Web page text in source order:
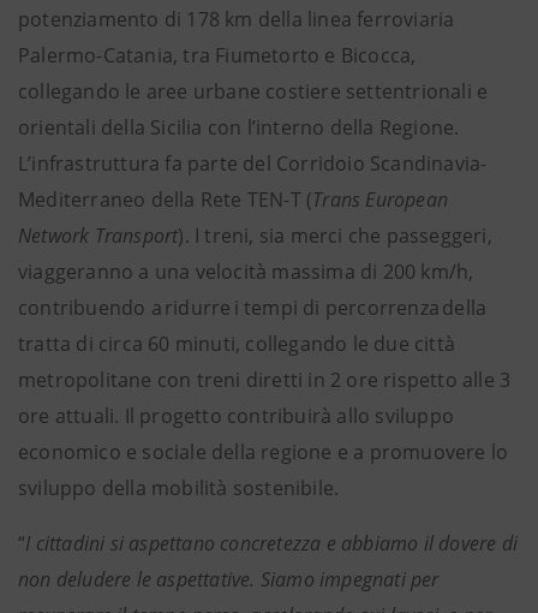
potenziamento di 178 km della linea ferroviaria
Palermo-Catania, tra Fiumetorto e Bicocca,
collegando le aree urbane costiere settentrionali e
orientali della Sicilia con l’interno della Regione.
L’infrastruttura fa parte del Corridoio Scandinavia-
Mediterraneo della Rete TEN-T (Trans European
Network Transport). I treni, sia merci che passeggeri,
viaggeranno a una velocità massima di 200 km/h,
contribuendo a ridurre i tempi di percorrenzadella
tratta di circa 60 minuti, collegando le due città
metropolitane con treni diretti in 2 ore rispetto alle 3
ore attuali. Il progetto contribuirà allo sviluppo
economico e sociale della regione e a promuovere lo
sviluppo della mobilità sostenibile.
“I cittadini si aspettano concretezza e abbiamo il dovere di
non deludere le aspettative. Siamo impegnati per